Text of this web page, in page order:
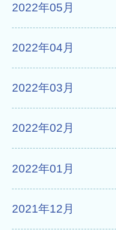
2022年05月
2022年04月
2022年03月
2022年02月
2022年01月
2021年12月